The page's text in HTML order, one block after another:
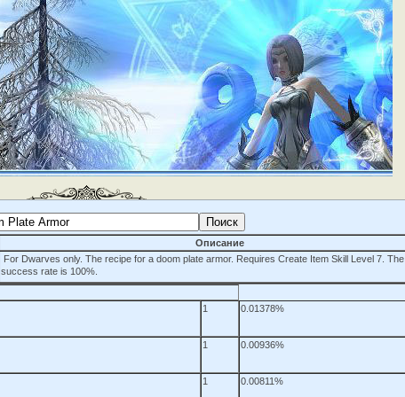
Описание
For Dwarves only. The recipe for a doom plate armor. Requires Create Item Skill Level 7. The
success rate is 100%.
1 0.01378%
1 0.00936%
1 0.00811%